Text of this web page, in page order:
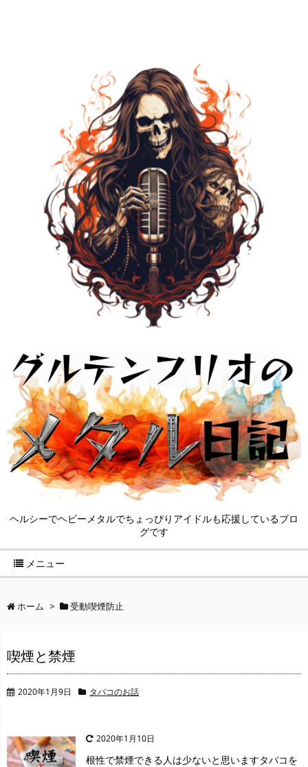
ヘルシーでヘビーメタルでちょっぴりアイドルも応援しているブロ
グです
メニュー
ホーム > 受動喫煙防止
喫煙と禁煙
2020年1月9日 タバコのお話
2020年1月10日
根性で禁煙できる人は少ないと思いますタバコを